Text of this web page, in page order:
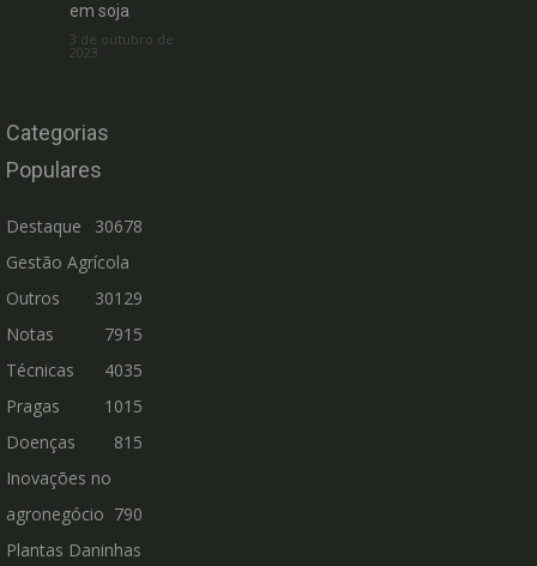
em soja
3 de outubro de
2023
Categorias
Populares
Destaque
30678
Gestão Agrícola
30129
Outros
7915
Notas
Técnicas
4035
Pragas
1015
Doenças
815
Inovações no
agronegócio 790
Plantas Daninhas